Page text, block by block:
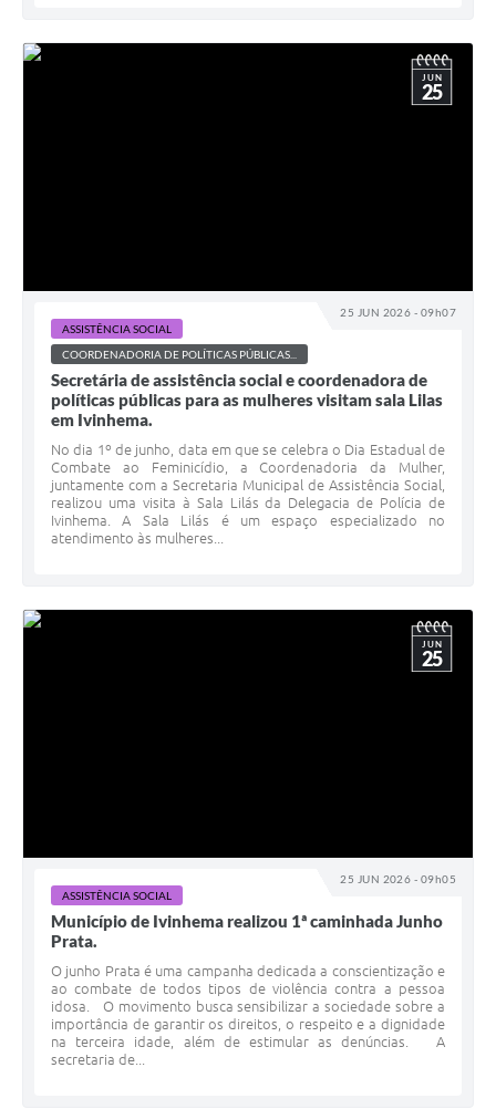
25 JUN 2026 - 09h07
JUN
25
ASSISTÊNCIA SOCIAL
COORDENADORIA DE POLÍTICAS PÚBLICAS...
Secretária de assistência social e coordenadora de
políticas públicas para as mulheres visitam sala Lilas
em Ivinhema.
No dia 1º de junho, data em que se celebra o Dia Estadual de
Combate ao Feminicídio, a Coordenadoria da Mulher,
juntamente com a Secretaria Municipal de Assistência Social,
realizou uma visita à Sala Lilás da Delegacia de Polícia de
Ivinhema. A Sala Lilás é um espaço especializado no
atendimento às mulheres...
25 JUN 2026 - 09h05
JUN
25
ASSISTÊNCIA SOCIAL
Município de Ivinhema realizou 1ª caminhada Junho
Prata.
O junho Prata é uma campanha dedicada a conscientização e
ao combate de todos tipos de violência contra a pessoa
idosa. O movimento busca sensibilizar a sociedade sobre a
importância de garantir os direitos, o respeito e a dignidade
na terceira idade, além de estimular as denúncias. A
secretaria de...